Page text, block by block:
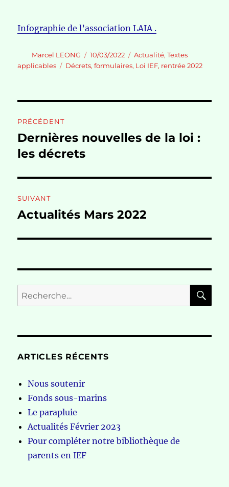
Infographie de l’association LAIA .
Auteur
Marcel LEONG
Publié
le
10/03/2022 Catégories
Actualité,Textes
applicables
Étiquettes
Décrets,formulaires, Loi IEF, rentrée 2022
de
l’article
PRÉCÉDENT
Publication
précédente :
Dernières nouvelles de la loi :
les décrets
SUIVANT
Publication
Actualités Mars 2022
Recherche
pour :
ARTICLES RÉCENTS
Nous soutenir
Fonds sous-marins
Le parapluie
Actualités Février 2023
Pour compléter notre bibliothèque de
parents en IEF